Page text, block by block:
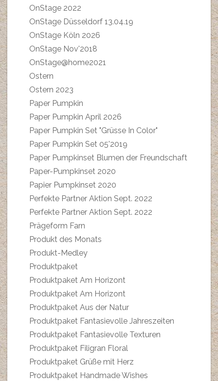
OnStage 2022
OnStage Düsseldorf 13.04.19
OnStage Köln 2026
OnStage Nov'2018
OnStage@home2021
Ostern
Ostern 2023
Paper Pumpkin
Paper Pumpkin April 2026
Paper Pumpkin Set "Grüsse In Color"
Paper Pumpkin Set 05'2019
Paper Pumpkinset Blumen der Freundschaft
Paper-Pumpkinset 2020
Papier Pumpkinset 2020
Perfekte Partner Aktion Sept. 2022
Perfekte Partner Aktion Sept. 2022
Prägeform Farn
Produkt des Monats
Produkt-Medley
Produktpaket
Produktpaket Am Horizont
Produktpaket Am Horizont
Produktpaket Aus der Natur
Produktpaket Fantasievolle Jahreszeiten
Produktpaket Fantasievolle Texturen
Produktpaket Filigran Floral
Produktpaket Grüße mit Herz
Produktpaket Handmade Wishes